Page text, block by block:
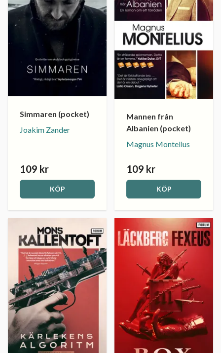
Simmaren (pocket)
Joakim Zander
109 kr
KÖP
Mannen från
Albanien (pocket)
Magnus Montelius
109 kr
KÖP